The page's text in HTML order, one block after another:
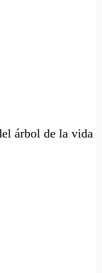
árbol de la vida